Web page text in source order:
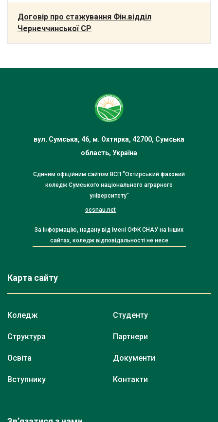
Договір про стажування Фін.відділ
Чернеччинської СР
вул. Сумська, 46, м. Охтирка, 42700, Сумська
область, Україна
Єдиним офіційним сайтом ВСП "Охтирський фаховий
коледж Сумського національного аграрного
університету"
ocsnau.net
За інформацію, надану від імені ОФК СНАУ на інших
сайтах, коледж відповідальності не несе
Карта сайту
Коледж
Структура
Освіта
Вступнику
Студенту
Партнери
Документи
Контакти